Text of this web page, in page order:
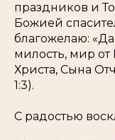
праздников и
Божией
благожелаю: «Да
милость, мир от
Христа, Сына
1:3).
С радостью